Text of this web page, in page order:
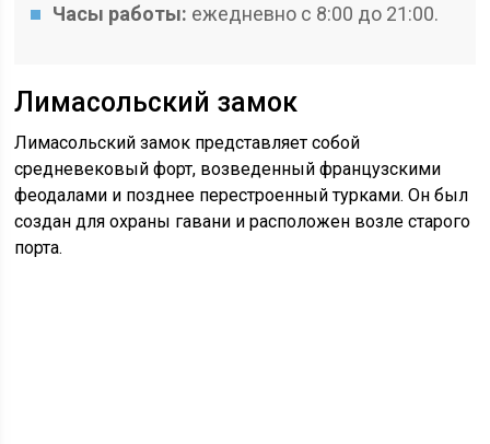
Часы работы: ежедневно с 8:00 до 21:00.
Лимасольский замок
Лимасольский замок представляет собой
средневековый форт, возведенный французскими
феодалами и позднее перестроенный турками. Он был
создан для охраны гавани и расположен возле старого
порта.